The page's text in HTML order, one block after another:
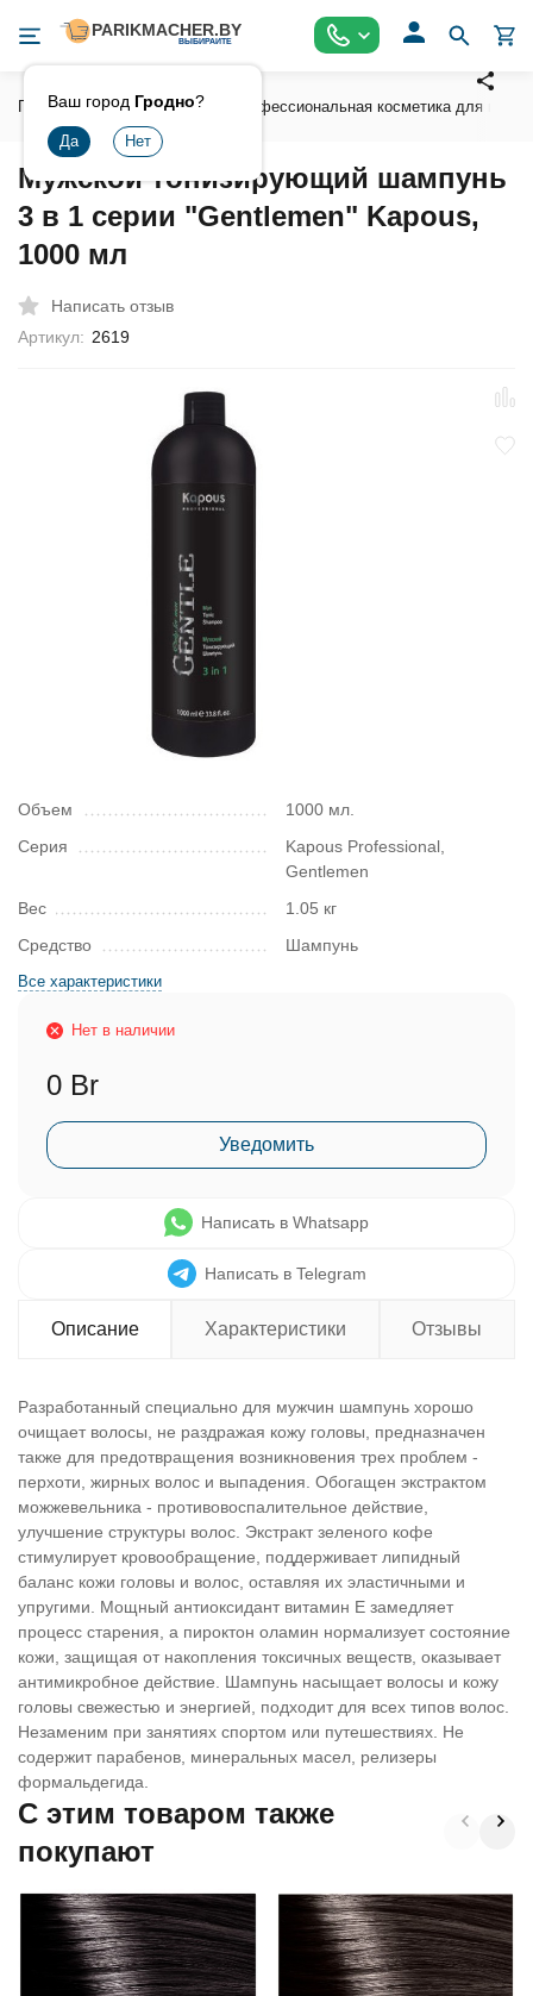
Ваш город Гродно?
Главная Косметика Профессиональная косметика для волос
Мужской тонизирующий шампунь
3 в 1 серии "Gentlemen" Kapous,
1000 мл
Написать отзыв
Артикул: 2619
Объем
1000 мл.
Серия
Kapous Professional,
Gentlemen
Вес
1.05 кг
Средство
Шампунь
Все характеристики
Нет в наличии
0 Br
Уведомить
Написать в Whatsapp
Написать в Telegram
Описание Характеристики Отзывы
Разработанный специально для мужчин шампунь хорошо
очищает волосы, не раздражая кожу головы, предназначен
также для предотвращения возникновения трех проблем -
перхоти, жирных волос и выпадения. Обогащен экстрактом
можжевельника - противовоспалительное действие,
улучшение структуры волос. Экстракт зеленого кофе
стимулирует кровообращение, поддерживает липидный
баланс кожи головы и волос, оставляя их эластичными и
упругими. Мощный антиоксидант витамин Е замедляет
процесс старения, а пироктон оламин нормализует состояние
кожи, защищая от накопления токсичных веществ, оказывает
антимикробное действие. Шампунь насыщает волосы и кожу
головы свежестью и энергией, подходит для всех типов волос.
Незаменим при занятиях спортом или путешествиях. Не
содержит парабенов, минеральных масел, релизеры
формальдегида.
C этим товаром также
покупают